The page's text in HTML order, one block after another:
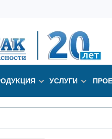
УСЛУГИ